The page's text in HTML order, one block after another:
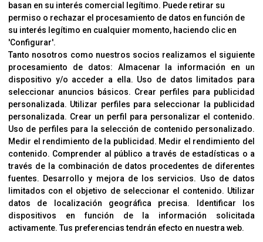
CORVER
Aviso Legal
Sobre Nosotros
Cookies
Política De Privacidad
OFICINAS
C/ Coneixement 5, 08850
Gavà (Barcelona)
CONTACTO
T. (+34) 93 638 38 60
corver@corver.es
basan en su interés comercial legítimo. Puede retirar su
permiso o rechazar el procesamiento de datos en función de
su interés legítimo en cualquier momento, haciendo clic en
'Configurar'.
Tanto nosotros como nuestros socios realizamos el siguiente
procesamiento de datos: Almacenar la información en un
dispositivo y/o acceder a ella. Uso de datos limitados para
seleccionar anuncios básicos. Crear perfiles para publicidad
personalizada. Utilizar perfiles para seleccionar la publicidad
personalizada. Crear un perfil para personalizar el contenido.
Uso de perfiles para la selección de contenido personalizado.
Medir el rendimiento de la publicidad . Medir el rendimiento del
contenido. Comprender al público a través de estadísticas o a
través de la combinación de datos procedentes de diferentes
fuentes. Desarrollo y mejora de los servicios. Uso de datos
limitados con el objetivo de seleccionar el contenido. Utilizar
datos de localización geográfica precisa.
Identificar los
dispositivos en función de la información solicitada
activamente.Tus preferencias tendrán efecto en nuestra web.